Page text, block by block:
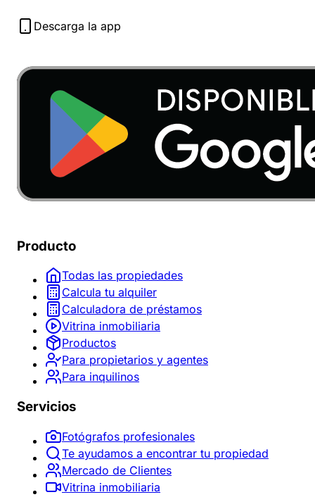
Descarga la app
Producto
Todas las propiedades
Calcula tu alquiler
Calculadora de préstamos
Vitrina inmobiliaria
Productos
Para propietarios y agentes
Para inquilinos
Servicios
Fotógrafos profesionales
Te ayudamos a encontrar tu propiedad
Mercado de Clientes
Vitrina inmobiliaria